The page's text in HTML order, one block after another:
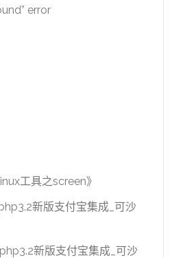
error
工具之screen》
新版支付宝集成_可沙
新版支付宝集成_可沙